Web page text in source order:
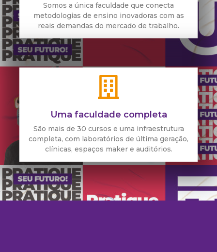
Somos a única faculdade que conecta
metodologias de ensino inovadoras com as
reais demandas do mercado de trabalho.
Uma faculdade completa
São mais de 30 cursos e uma infraestrutura
completa, com laboratórios de última geração,
clínicas, espaços maker e auditórios.